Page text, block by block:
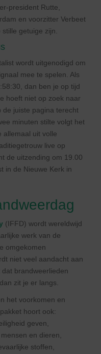
president Rutte,
en voorzitter Verbeet
getuige zijn.
wordt uitgenodigd om
mee te spelen. Als
dan ben je op tijd
hoeft niet op zoek naar
de juiste pagina terecht
minuten stilte volgt het
allemaal uit volle
live op
de uitzending om 19.00
in de Nieuwe Kerk in
(IFFD) wordt wereldwijd
werk van de
omgekomen
niet veel aandacht aan
brandweerlieden
zit je er langs.
het voorkomen en
hoort ook:
geven,
en dieren,
stoffen,